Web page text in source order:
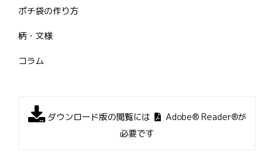
ポチ袋の作り方
柄・文様
コラム
ダウンロード版の閲覧には
Adobe® Reader®が
必要です